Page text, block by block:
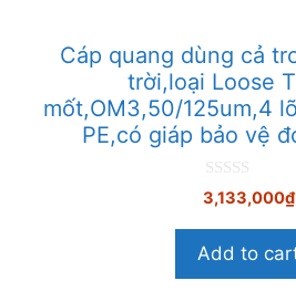
Cáp quang dùng cả
trời,loại Loose
mốt,OM3,50/125um,4
PE,có giáp bảo vệ
0
n
à
5
3,133,000₫
Add to